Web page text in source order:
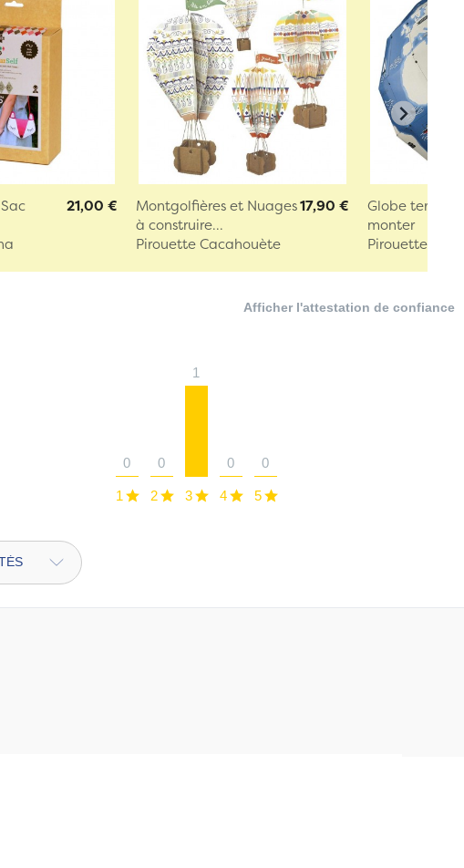
21,00 €
Montgolfières et Nuages
à construire...
Pirouette Cacahouète
17,90 €
Globe
monter
Pirouette
Afficher l'attestation de confiance
1
0
2
0
3
1
4
0
5
0